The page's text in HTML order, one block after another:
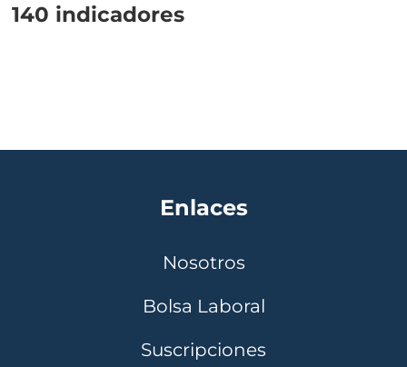
140 indicadores
Enlaces
Nosotros
Bolsa Laboral
Suscripciones